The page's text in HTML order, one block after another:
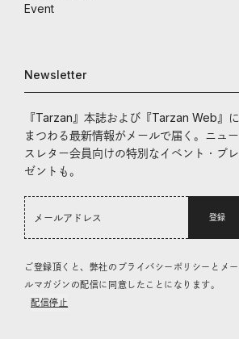
Event
Newsletter
『Tarzan』本誌および『Tarzan Web』に
まつわる最新情報がメールで届く。ニュー
スレター会員向けの特別なイベント・プレ
ゼントも。
登録
ご登録頂くと、弊社のプライバシーポリシーとメー
ルマガジンの配信に同意したことになります。
配信停止